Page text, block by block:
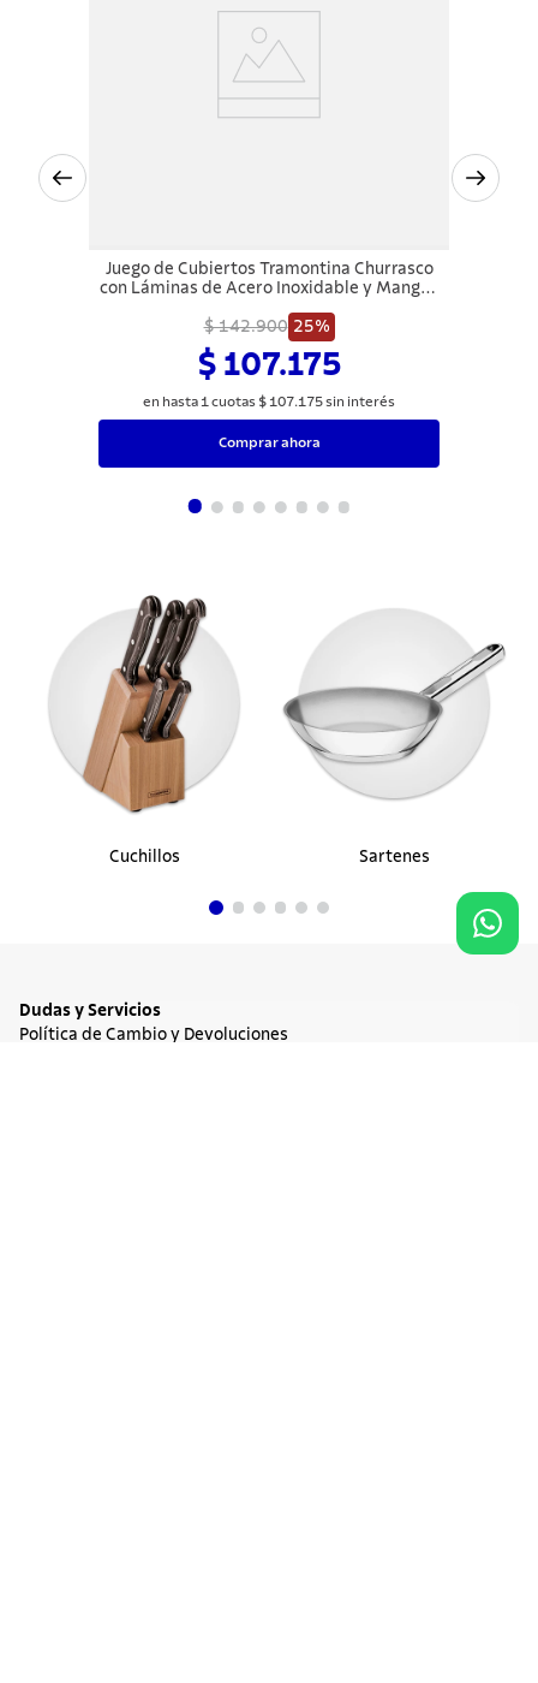
Juego de Cubiertos Tramontina Churrasco
con Láminas de Acero Inoxidable y Mangos
$ 142.900 25%
$ 107.175
en hasta 1 cuotas $ 107.175sin interés
Comprar ahora
Cuchillos Sartenes
Dudas y Servicios
Política de Cambio y Devoluciones